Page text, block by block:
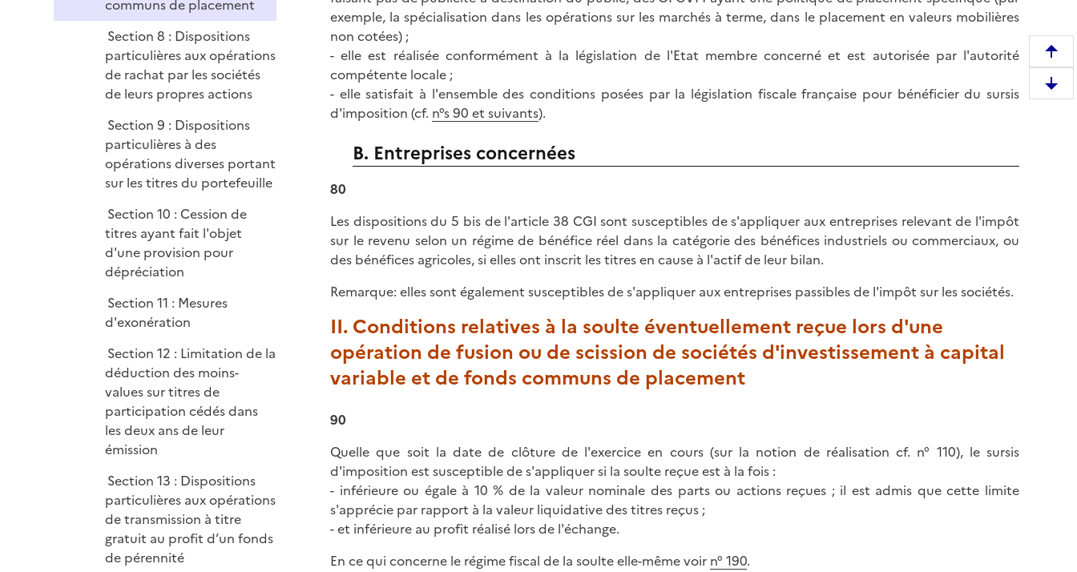
communs de placement
Section 8 : Dispositions
particulières aux opérations
de rachat par les sociétés
de leurs propres actions
Section 9 : Dispositions
particulières à des
opérations diverses portant
sur les titres du portefeuille
Section 10 : Cession de
titres ayant fait l'objet
d'une provision pour
dépréciation
Section 11 : Mesures
d'exonération
Section 12 : Limitation de la
déduction des moins-
values sur titres de
participation cédés dans
les deux ans de leur
émission
Section 13 : Dispositions
particulières aux opérations
de transmission à titre
gratuit au profit d’un fonds
de pérennité
exemple, la spécialisation dans les opérations sur les marchés à terme, dans le placement en valeurs mobilières
non cotées) ;
- elle est réalisée conformément à la législation de l'Etat membre concerné et est autorisée par l'autorité
compétente locale ;
- elle satisfait à l'ensemble des conditions posées par la législation fiscale française pour bénéficier du sursis
d'imposition (cf. n°s 90 et suivants).
B. Entreprises concernées
80
Les dispositions du 5 bis de l'article 38 CGI sont susceptibles de s'appliquer aux entreprises relevant de l'impôt
sur le revenu selon un régime de bénéfice réel dans la catégorie des bénéfices industriels ou commerciaux, ou
des bénéfices agricoles, si elles ont inscrit les titres en cause à l'actif de leur bilan.
Remarque: elles sont également susceptibles de s'appliquer aux entreprises passibles de l'impôt sur les sociétés.
II. Conditions relatives à la soulte éventuellement reçue lors d'une
opération de fusion ou de scission de sociétés d'investissement à capital
variable et de fonds communs de placement
90
Quelle que soit la date de clôture de l'exercice en cours (sur la notion de réalisation cf. n° 110), le sursis
d'imposition est susceptible de s'appliquer si la soulte reçue est à la fois :
- inférieure ou égale à 10 % de la valeur nominale des parts ou actions reçues ; il est admis que cette limite
s'apprécie par rapport à la valeur liquidative des titres reçus ;
- et inférieure au profit réalisé lors de l'échange.
En ce qui concerne le régime fiscal de la soulte elle-même voir n° 190.
e
m
D